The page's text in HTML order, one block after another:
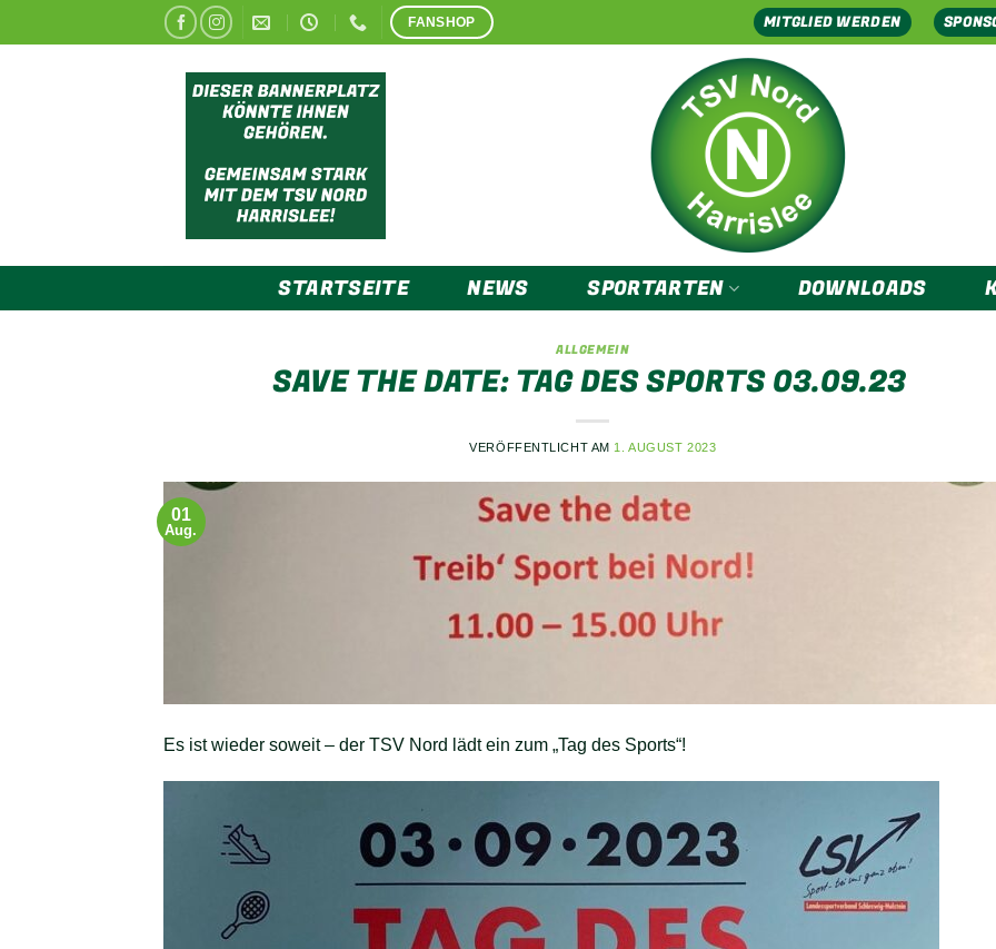
Inhalt
FANSHOP MITGLIED WERDEN
STARTSEITE NEWS SPORTARTEN DOWNLOADS
ALLGEMEIN
SAVE THE DATE: TAG DES SPORTS 03.09.23
VERÖFFENTLICHT AM 1. AUGUST 2023
01
Aug.
Es ist wieder soweit – der TSV Nord lädt ein zum „Tag des Sports“!